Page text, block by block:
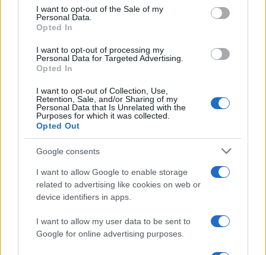
consent section.
I want to opt-out of the Sale of my
Personal Data.
Opted In
I want to opt-out of processing my
Personal Data for Targeted Advertising.
Opted In
I want to opt-out of Collection, Use,
Retention, Sale, and/or Sharing of my
Personal Data that Is Unrelated with the
Purposes for which it was collected.
Opted Out
Google consents
I want to allow Google to enable storage
related to advertising like cookies on web or
device identifiers in apps.
I want to allow my user data to be sent to
Google for online advertising purposes.
Firenze ed è referente per scambi con
biblioteche storiche cittadine.